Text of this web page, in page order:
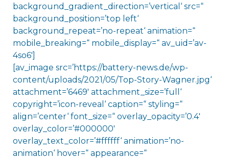
background_gradient_direction=’vertical‘ src=“
background_position=’top left‘
background_repeat=’no-repeat‘ animation=“
mobile_breaking=“ mobile_display=“ av_uid=’av-
4so6′]
[av_image src=’https://battery-news.de/wp-
content/uploads/2021/05/Top-Story-Wagner.jpg‘
attachment=’6469′ attachment_size=’full‘
copyright=’icon-reveal‘ caption=“ styling=“
align=’center‘ font_size=“ overlay_opacity=’0.4′
overlay_color=’#000000′
overlay_text_color=’#ffffff‘ animation=’no-
animation‘ hover=“ appearance=“